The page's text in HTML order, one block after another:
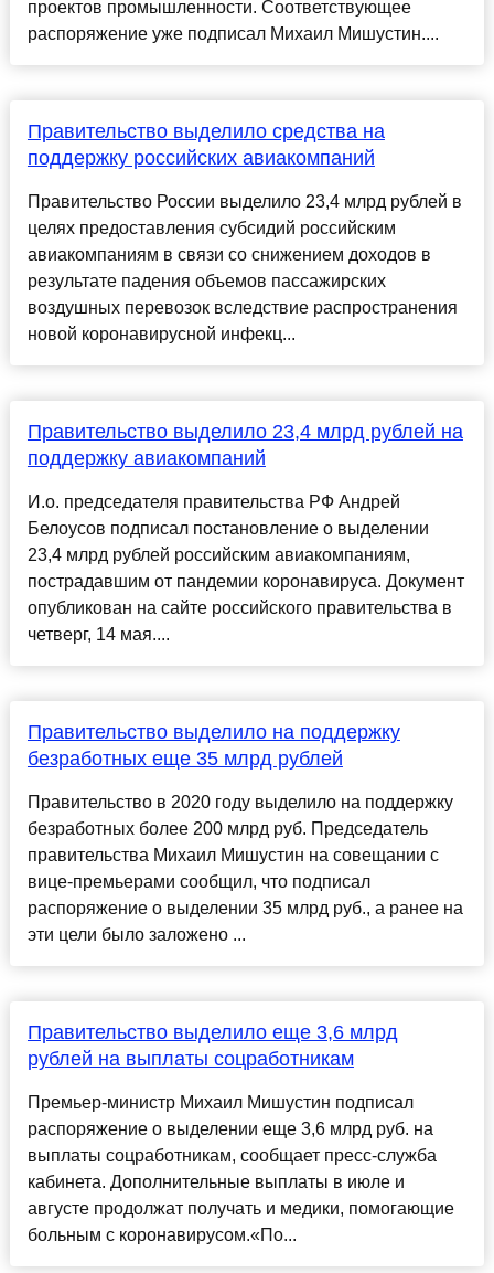
проектов промышленности. Соответствующее
распоряжение уже подписал Михаил Мишустин....
Правительство выделило средства на
поддержку российских авиакомпаний
Правительство России выделило 23,4 млрд рублей в
целях предоставления субсидий российским
авиакомпаниям в связи со снижением доходов в
результате падения объемов пассажирских
воздушных перевозок вследствие распространения
новой коронавирусной инфекц...
Правительство выделило 23,4 млрд рублей на
поддержку авиакомпаний
И.о. председателя правительства РФ Андрей
Белоусов подписал постановление о выделении
23,4 млрд рублей российским авиакомпаниям,
пострадавшим от пандемии коронавируса. Документ
опубликован на сайте российского правительства в
четверг, 14 мая....
Правительство выделило на поддержку
безработных еще 35 млрд рублей
Правительство в 2020 году выделило на поддержку
безработных более 200 млрд руб. Председатель
правительства Михаил Мишустин на совещании с
вице-премьерами сообщил, что подписал
распоряжение о выделении 35 млрд руб., а ранее на
эти цели было заложено ...
Правительство выделило еще 3,6 млрд
рублей на выплаты соцработникам
Премьер-министр Михаил Мишустин подписал
распоряжение о выделении еще 3,6 млрд руб. на
выплаты соцработникам, сообщает пресс-служба
кабинета. Дополнительные выплаты в июле и
августе продолжат получать и медики, помогающие
больным с коронавирусом.«По...